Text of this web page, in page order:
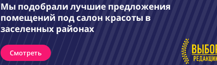
Мы подобрали лучшие предложения
помещений под салон красоты в
заселенных районах
Смотреть